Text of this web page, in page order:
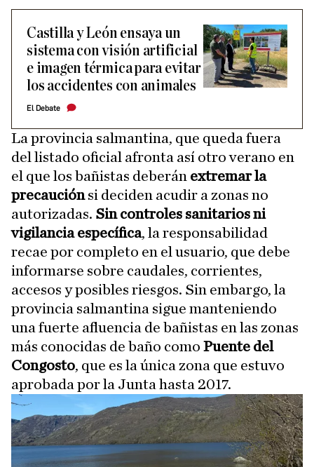
Castilla y León ensaya un
sistema con visión artificial
e imagen térmica para evitar
los accidentes con animales
El Debate
La provincia salmantina, que queda fuera
del listado oficial afronta así otro verano en
el que los bañistas deberán extremar la
precauciónsi deciden acudir a zonas no
autorizadas. Sin controles sanitarios ni
vigilancia específica, la responsabilidad
recae por completo en el usuario, que debe
informarse sobre caudales, corrientes,
accesos y posibles riesgos. Sin embargo, la
provincia salmantina sigue manteniendo
una fuerte afluencia de bañistas en las zonas
más conocidas de baño como Puente del
Congosto, que es la única zona que estuvo
aprobada por la Junta hasta 2017.